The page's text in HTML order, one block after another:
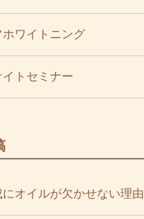
ホワイトニング
イトセミナー
にオイルが欠かせない理由